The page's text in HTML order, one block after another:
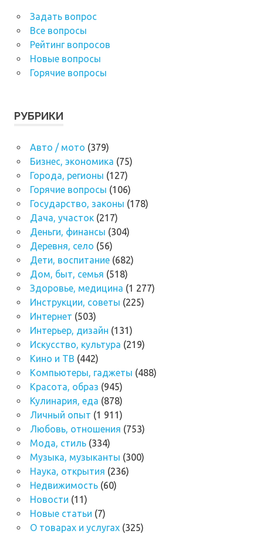
Задать вопрос
Все вопросы
Рейтинг вопросов
Новые вопросы
Горячие вопросы
РУБРИКИ
Авто / мото (379)
Бизнес, экономика (75)
Города, регионы (127)
Горячие вопросы (106)
Государство, законы (178)
Дача, участок(217)
Деньги, финансы (304)
Деревня, село (56)
Дети, воспитание(682)
Дом, быт, семья (518)
Здоровье, медицина (1 277)
Инструкции, советы (225)
Интернет (503)
Интерьер, дизайн (131)
Искусство, культура (219)
Кино и ТВ (442)
Компьютеры, гаджеты (488)
Красота, образ (945)
Кулинария, еда (878)
Личный опыт (1 911)
Любовь, отношения (753)
Мода, стиль(334)
Музыка, музыканты (300)
Наука, открытия (236)
Недвижимость(60)
Новости (11)
Новые статьи (7)
О товарах и услугах(325)